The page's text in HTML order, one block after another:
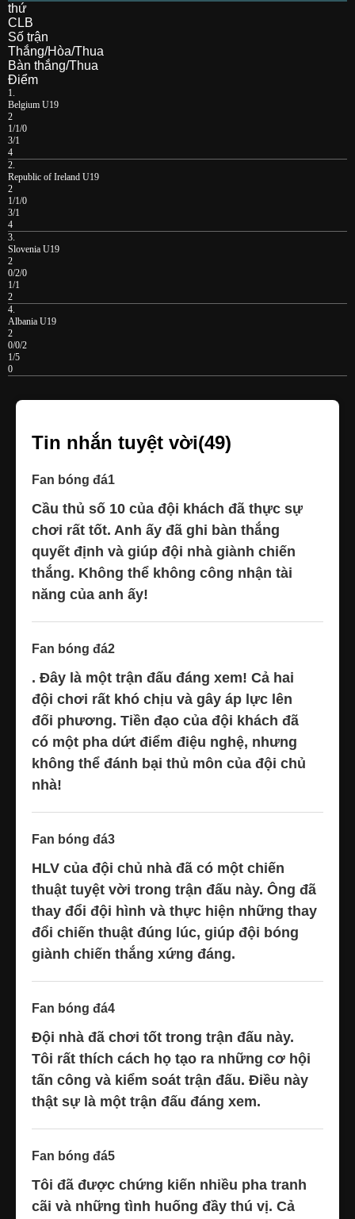
thứ
CLB
Số trận
Thắng/Hòa/Thua
Bàn thắng/Thua
Điểm
1.
Belgium U19
2
1/1/0
3/1
4
2.
Republic of Ireland U19
2
1/1/0
3/1
4
3.
Slovenia U19
2
0/2/0
1/1
2
4.
Albania U19
2
0/0/2
1/5
0
Tin nhắn tuyệt vời(49)
Fan bóng đá1
Cầu thủ số 10 của đội khách đã thực sự
chơi rất tốt. Anh ấy đã ghi bàn thắng
quyết định và giúp đội nhà giành chiến
thắng. Không thể không công nhận tài
năng của anh ấy!
Fan bóng đá2
. Đây là một trận đấu đáng xem! Cả hai
đội chơi rất khó chịu và gây áp lực lên
đối phương. Tiền đạo của đội khách đã
có một pha dứt điểm điệu nghệ, nhưng
không thể đánh bại thủ môn của đội chủ
nhà!
Fan bóng đá3
HLV của đội chủ nhà đã có một chiến
thuật tuyệt vời trong trận đấu này. Ông đã
thay đổi đội hình và thực hiện những thay
đổi chiến thuật đúng lúc, giúp đội bóng
giành chiến thắng xứng đáng.
Fan bóng đá4
Đội nhà đã chơi tốt trong trận đấu này.
Tôi rất thích cách họ tạo ra những cơ hội
tấn công và kiểm soát trận đấu. Điều này
thật sự là một trận đấu đáng xem.
Fan bóng đá5
Tôi đã được chứng kiến nhiều pha tranh
cãi và những tình huống đầy thú vị. Cả